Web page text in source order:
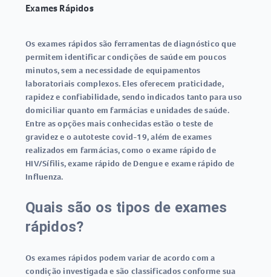
Exames Rápidos
Os exames rápidos são ferramentas de diagnóstico que
permitem identificar condições de saúde em poucos
minutos, sem a necessidade de equipamentos
laboratoriais complexos. Eles oferecem praticidade,
rapidez e confiabilidade, sendo indicados tanto para uso
domiciliar quanto em farmácias e unidades de saúde.
Entre as opções mais conhecidas estão oteste de
gravideze oautoteste covid-19, além de exames
realizados em farmácias, como oexame rápido de
HIV/Sífilis,exame rápido de Denguee exame rápido de
Influenza.
Quais são os tipos de exames
rápidos?
Os exames rápidos podem variar de acordo com a
condição investigada e são classificados conforme sua